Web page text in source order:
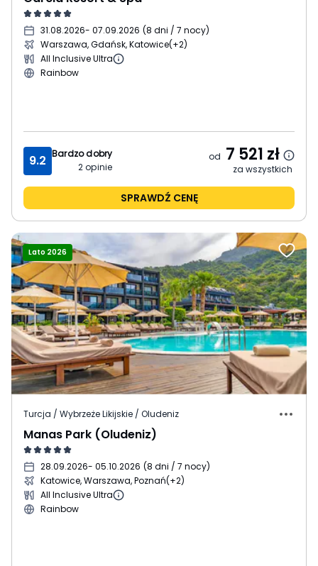
31.08.2026- 07.09.2026 (8 dni / 7 nocy)
Warszawa, Gdańsk, Katowice(+2)
All Inclusive Ultra
Rainbow
9.2 Bardzo dobry
2opinie
od 7 521 zł
za wszystkich
SPRAWDŹ CENĘ
Lato 2026
Turcja / Wybrzeże Likijskie / Oludeniz
Manas Park (Oludeniz)
28.09.2026- 05.10.2026 (8 dni / 7 nocy)
Katowice, Warszawa, Poznań(+2)
All Inclusive Ultra
Rainbow